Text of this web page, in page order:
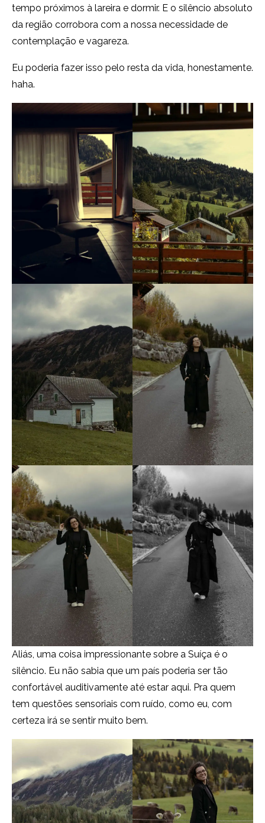
tempo próximos à lareira e dormir. E o silêncio absoluto
da região corrobora com a nossa necessidade de
contemplação e vagareza.
Eu poderia fazer isso pelo resta da vida, honestamente.
haha.
Aliás, uma coisa impressionante sobre a Suíça é o
silêncio. Eu não sabia que um país poderia ser tão
confortável auditivamente até estar aqui. Pra quem
tem questões sensoriais com ruído, como eu, com
certeza irá se sentir muito bem.